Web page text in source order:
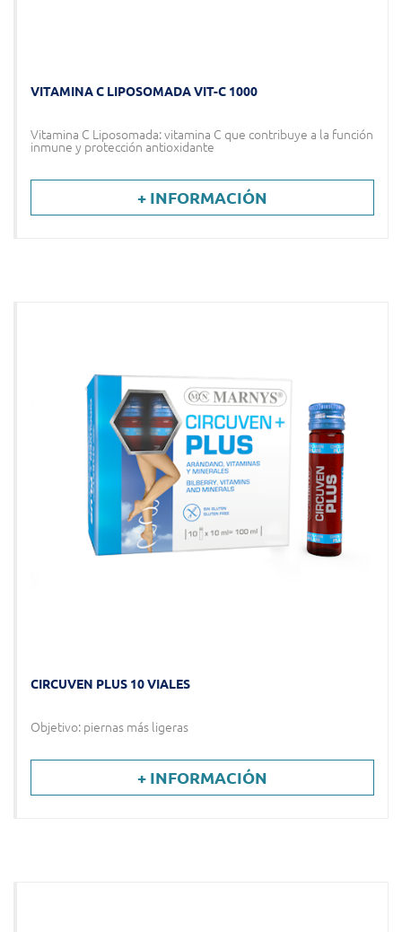
VITAMINA C LIPOSOMADA VIT-C 1000
Vitamina C Liposomada: vitamina C que contribuye a la función
inmune y protección antioxidante
+ INFORMACIÓN
CIRCUVEN PLUS 10 VIALES
Objetivo: piernas más ligeras
+ INFORMACIÓN